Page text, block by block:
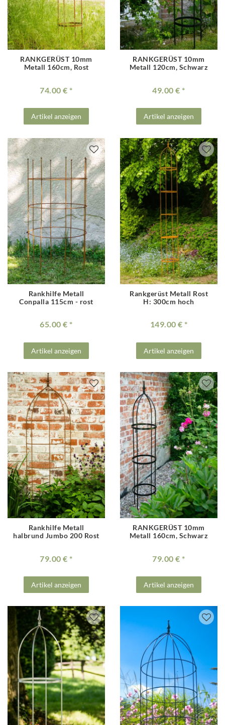
RANKGERÜST 10mm
Metall 160cm, Rost
74.00 €
Artikel anzeigen
RANKGERÜST 10mm
Metall 120cm, Schwarz
49.00 €
Artikel anzeigen
Rankhilfe Metall
Conpalla 115cm - rost
65.00 €
Artikel anzeigen
Rankgerüst Metall Rost
H: 300cm hoch
149.00 €
Artikel anzeigen
Rankhilfe Metall
halbrund Jumbo 200 Rost
79.00 €
Artikel anzeigen
RANKGERÜST 10mm
Metall 160cm, Schwarz
79.00 €
Artikel anzeigen